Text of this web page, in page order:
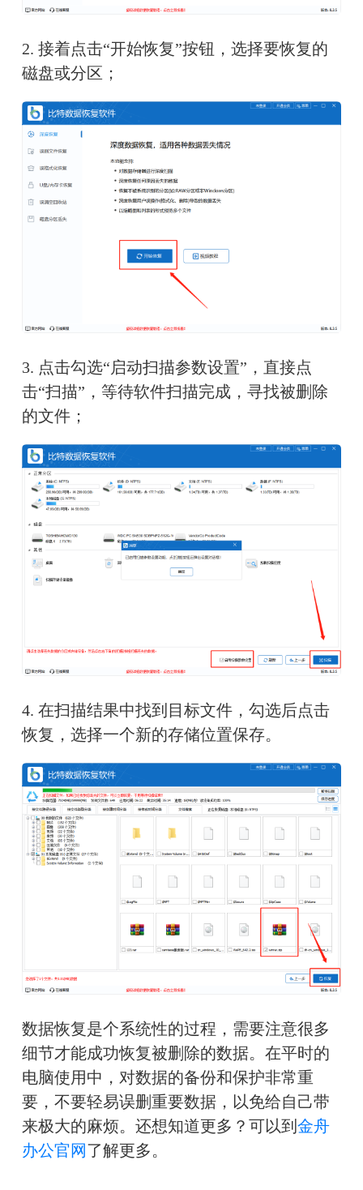
2. 接着点击“开始恢复”按钮，选择要恢复的
磁盘或分区；
3. 点击勾选“启动扫描参数设置”，直接点
击“扫描”，等待软件扫描完成，寻找被删除
的文件；
4. 在扫描结果中找到目标文件，勾选后点击
恢复，选择一个新的存储位置保存。
数据恢复是个系统性的过程，需要注意很多
细节才能成功恢复被删除的数据。在平时的
电脑使用中，对数据的备份和保护非常重
要，不要轻易误删重要数据，以免给自己带
来极大的麻烦。还想知道更多？可以到 金舟
办公官网了解更多。